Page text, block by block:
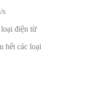
s
điện từ
hết các loại